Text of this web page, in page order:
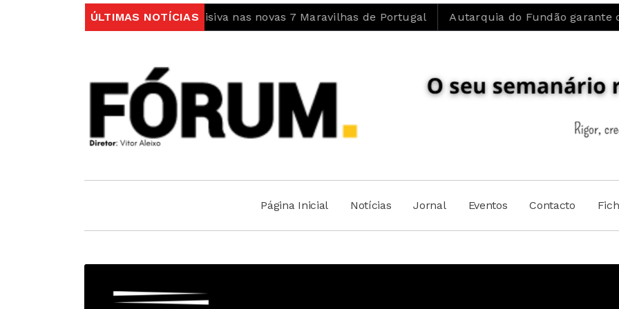
ÚLTIMAS NOTÍCIAS
entra em fase decisiva nas novas 7 Maravilhas de Portugal Autarquia do Fundão garante que
Página Inicial Notícias Jornal Eventos Contacto